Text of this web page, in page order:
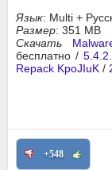
Язык: Multi +
Размер: 351 MB
Скачать
бесплатно /
Repack KpoJIuK /
+548